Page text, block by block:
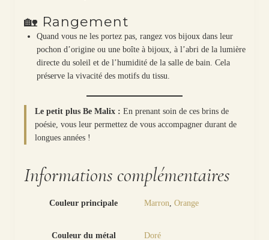
🏡 Rangement
Quand vous ne les portez pas, rangez vos bijoux dans leur
pochon d’origine ou une boîte à bijoux, à l’abri de la lumière
directe du soleil et de l’humidité de la salle de bain. Cela
préserve la vivacité des motifs du tissu.
Le petit plus Be Malix : En prenant soin de ces brins de
poésie, vous leur permettez de vous accompagner durant de
longues années !
Informations complémentaires
Couleur principale Marron Orange
Couleur du métal Doré